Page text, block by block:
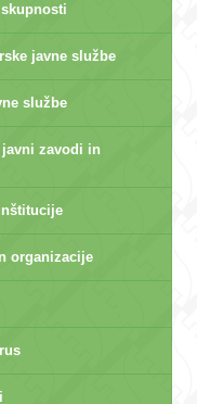
javne službe
službe
zavodi in
organizacije